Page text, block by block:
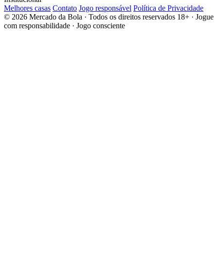
Melhores casas Contato Jogo responsável Política de Privacidade
© 2026 Mercado da Bola · Todos os direitos reservados 18+ · Jogue
com responsabilidade · Jogo consciente